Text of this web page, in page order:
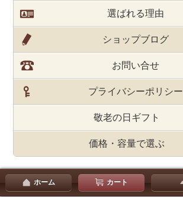
選ばれる理由
ショップブログ
お問い合せ
プライバシーポリシー
敬老の日ギフト
価格・容量で選ぶ
ホーム カート